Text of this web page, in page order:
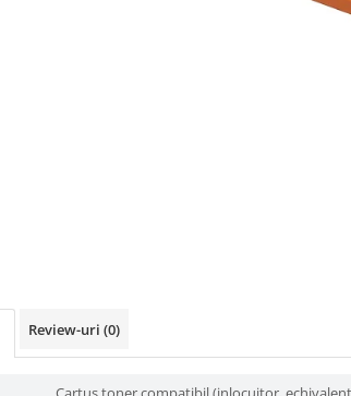
Review-uri (0)